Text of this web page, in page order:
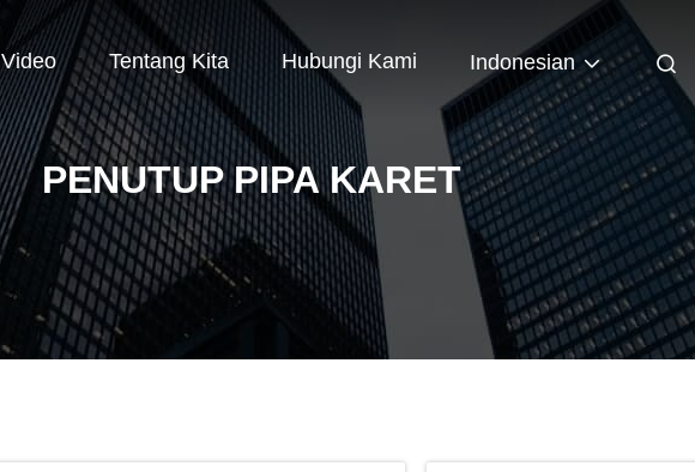
Video Tentang Kita Hubungi Kami Indonesian
PENUTUP PIPA KARET